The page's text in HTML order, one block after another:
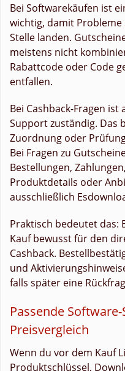
Bei Softwarekäufen ist
wichtig, damit
Stelle landen.
meistens nicht
Rabattcode oder Code
entfallen.
Bei Cashback-Fragen
Support zuständig. Das
Zuordnung oder
Bei Fragen zu
Bestellungen,
Produktdetails oder
ausschließlich
Praktisch bedeutet das:
Kauf bewusst für den
Cashback.
und
falls später eine
Passende
Preisvergleich
Wenn du vor dem Kauf
Produktschlüssel,